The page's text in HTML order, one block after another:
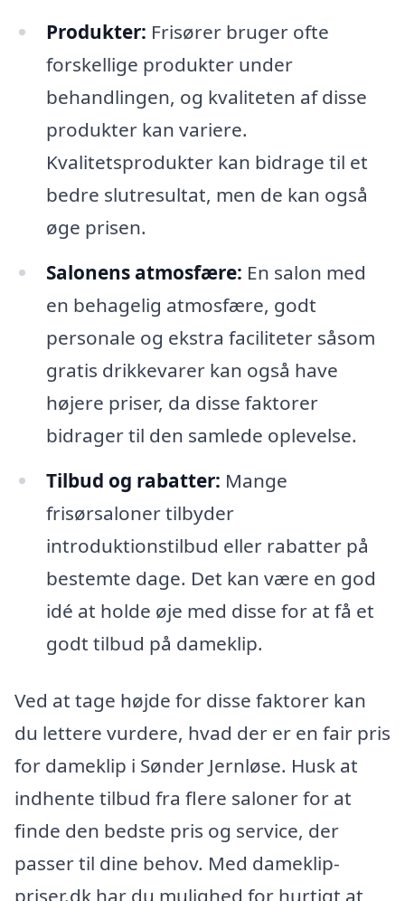
Produkter: Frisører bruger ofte
forskellige produkter under
behandlingen, og kvaliteten af disse
produkter kan variere.
Kvalitetsprodukter kan bidrage til et
bedre slutresultat, men de kan også
øge prisen.
Salonens atmosfære: En salon med
en behagelig atmosfære, godt
personale og ekstra faciliteter såsom
gratis drikkevarer kan også have
højere priser, da disse faktorer
bidrager til den samlede oplevelse.
Tilbud og rabatter: Mange
frisørsaloner tilbyder
introduktionstilbud eller rabatter på
bestemte dage. Det kan være en god
idé at holde øje med disse for at få et
godt tilbud på dameklip.
Ved at tage højde for disse faktorer kan
du lettere vurdere, hvad der er en fair pris
for dameklip i Sønder Jernløse. Husk at
indhente tilbud fra flere saloner for at
finde den bedste pris og service, der
passer til dine behov. Med dameklip-
priser.dk har du mulighed for hurtigt at